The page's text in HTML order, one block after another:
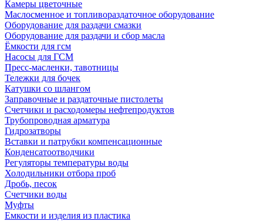
Камеры цветочные
Маслосменное и топливораздаточное оборудование
Оборудование для раздачи смазки
Оборудование для раздачи и сбор масла
Ёмкости для гсм
Насосы для ГСМ
Пресс-масленки, тавотницы
Тележки для бочек
Катушки со шлангом
Заправочные и раздаточные пистолеты
Счетчики и расходомеры нефтепродуктов
Трубопроводная арматура
Гидрозатворы
Вставки и патрубки компенсационные
Конденсатоотводчики
Регуляторы температуры воды
Холодильники отбора проб
Дробь, песок
Счетчики воды
Муфты
Емкости и изделия из пластика